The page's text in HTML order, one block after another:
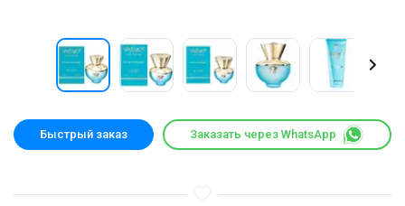
Быстрый заказ Заказать через WhatsApp